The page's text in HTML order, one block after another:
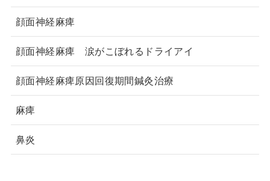
顔面神経麻痺
顔面神経麻痺 涙がこぼれるドライアイ
顔面神経麻痺原因回復期間鍼灸治療
麻痺
鼻炎